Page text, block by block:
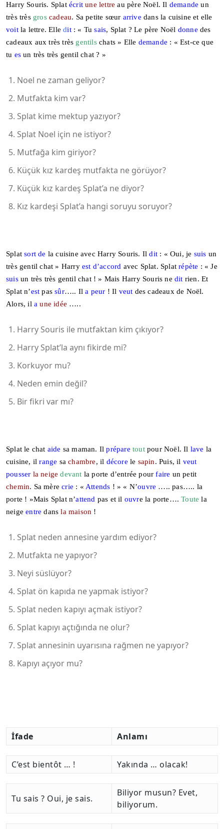
Harry Souris. Splat écrit une lettre au père Noël. Il demande un
très trèsgros cadeau. Sa petite sœur arrive dans la cuisine et elle
voitla lettre. Elledit: « Tusais, Splat ? Le père Noël donne des
cadeaux aux très très gentilschats » Elle demande : « Est-ce que
tu esun très très gentil chat ? »
Noel ne zaman geliyor?
Mutfakta kim var?
Splat kime mektup yazıyor?
Splat Noel için ne istiyor?
Mutfağa kim giriyor?
Küçük kız kardeş mutfakta ne görüyor?
Küçük kız kardeş Splat’a ne diyor?
Kız kardeşi Splat’a hangi soruyu soruyor?
Splatsort de la cuisine avec Harry Souris. Ildit : « Oui, je suis un
très gentil chat » Harry est d’accord avec Splat. Splatrépète : « Je
suisun très très gentil chat ! » Mais Harry Souris nedit rien. Et
Splat n’est passûr….. Ila peur ! Il veut des cadeaux de Noël.
Alors, ila une idée …..
Harry Souris ile mutfaktan kim çıkıyor?
Harry Splat’la aynı fikirde mi?
Korkuyor mu?
Neden emin değil?
Bir fikri var mı?
Splat le chat aide sa maman. Ilprépare toutpour Noël. Il lave la
cuisine, ilrange sachambre, il décore le sapin. Puis, il veut
pousser la neige devant la porte d’entrée pour faire un petit
chemin. Sa mère crie : « Attends ! » « N’ouvre ….. pas….. la
porte ! »Mais Splat n’attend pas et il ouvre la porte….Toute la
neigeentre dansla maison !
Splat neden annesine yardım ediyor?
Mutfakta ne yapıyor?
Neyi süslüyor?
Splat ön kapıda ne yapmak istiyor?
Splat neden kapıyı açmak istiyor?
Splat kapıyı açtığında ne olur?
Splat annesinin uyarısına rağmen ne yapıyor?
Kapıyı açıyor mu?
İfade Anlamı
C’est bientôt … ! Yakında … olacak!
Tu sais ? Oui, je sais.
Biliyor musun? Evet,
biliyorum.